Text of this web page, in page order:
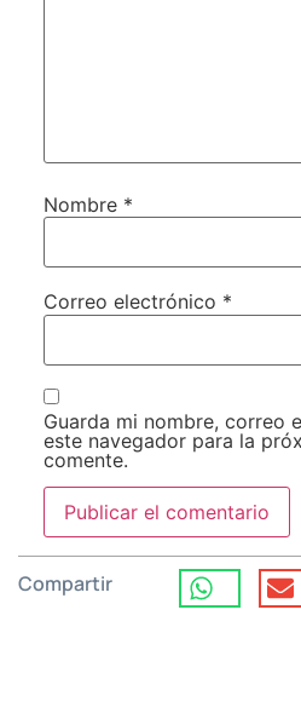
Nombre *
Correo electrónico *
Guarda mi nombre, correo
este navegador para la
comente.
Compartir